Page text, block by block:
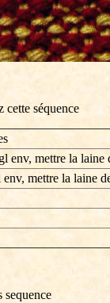
séquence
env, mettre la laine
env, mettre la laine